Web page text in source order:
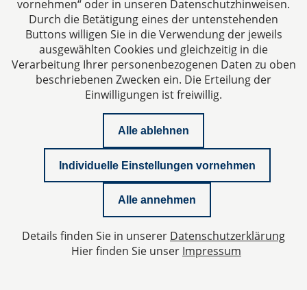
hinterlegt, das verhindert, dass Matomo
Nutzungsdaten speichert. Wenn Sie Ihre Cookies
löschen, hat dies zur Folge, dass auch das Matomo
Opt-Out-Cookie gelöscht wird. Das Opt-Out muss bei
einem erneuten Besuch unserer Seite wieder aktiviert
Weitere Informationen zu Matomo finden Sie auch
https://matomo.org/faq/general/faq_146/
vornehmen“ oder in unseren Datenschutzhinweisen.
Durch die Betätigung eines der untenstehenden
Buttons willigen Sie in die Verwendung der jeweils
ausgewählten Cookies und gleichzeitig in die
Verarbeitung Ihrer personenbezogenen Daten zu oben
beschriebenen Zwecken ein. Die Erteilung der
Einwilligungen ist freiwillig.
Alle ablehnen
Individuelle Einstellungen vornehmen
Alle annehmen
Details finden Sie in unserer Datenschutzerklärung
Hier finden Sie unser Impressum